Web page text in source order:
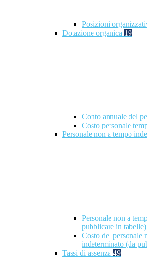
Posizioni
Dotazione organica 19
Conto annuale del
Costo personale
Personale non a tempo
Personale non a
pubblicare in tabelle)
Costo del personale
indeterminato (da
Tassi di assenza 49